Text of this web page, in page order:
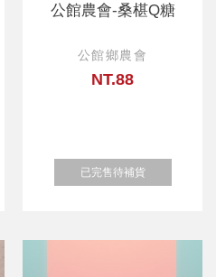
公館農會-桑椹Q糖
公館鄉農會
NT.88
已完售待補貨